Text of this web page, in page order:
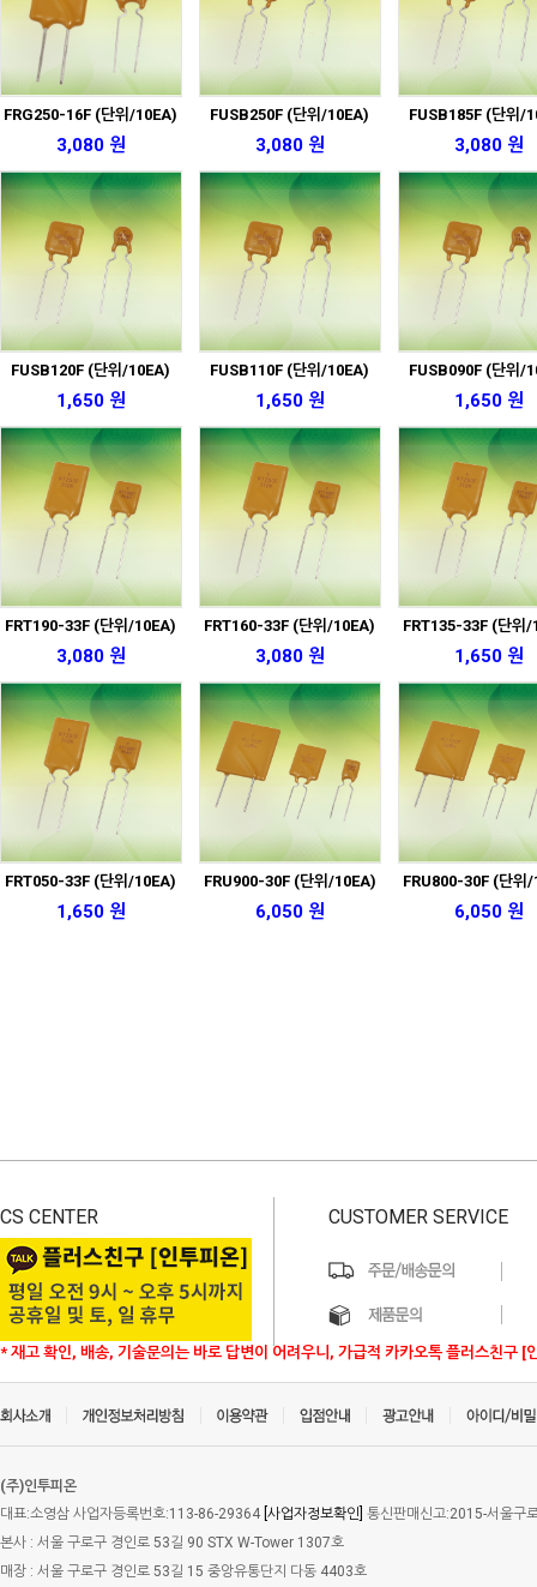
FRG250-16F (단위/10EA)
3,080 원
FUSB250F (단위/10EA)
3,080 원
FUSB185F (단위/
3,080 원
FUSB120F (단위/10EA)
1,650 원
FUSB110F (단위/10EA)
1,650 원
FUSB090F (단위/
1,650 원
FRT190-33F (단위/10EA)
3,080 원
FRT160-33F (단위/10EA)
3,080 원
FRT135-33F (단위/
1,650 원
FRT050-33F (단위/10EA)
1,650 원
FRU900-30F (단위/10EA)
6,050 원
FRU800-30F (단위
6,050 원
CS CENTER
* 재고 확인, 배송, 기술문의는 바로 답변이 어려우니, 가급적 카카오톡 플러스친구 [
CUSTOMER SERVICE
(주)인투피온
대표:소영삼 사업자등록번호:113-86-29364 [사업자정보확인] 통신판매신고:2015-서울구
본사 : 서울 구로구 경인로 53길 90 STX W-Tower 1307호
매장 : 서울 구로구 경인로 53길 15 중앙유통단지 다동 4403호